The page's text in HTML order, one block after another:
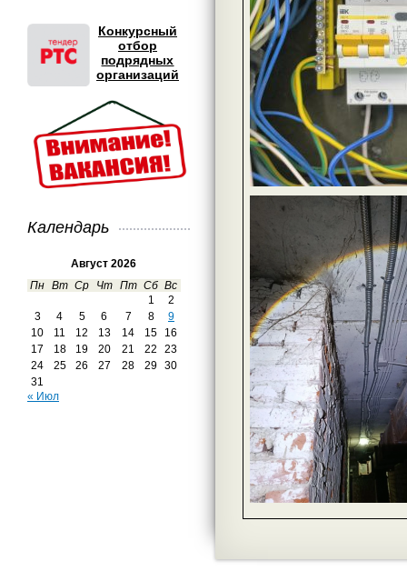
Конкурсный
отбор
подрядных
организаций
Календарь
Август 2026
Пн Вт Ср Чт Пт Сб Вс
1
2
3
4 5 6 7 8
9
10
11 12 13 14 15
16
17
18 19 20 21 22
23
24
25 26 27 28 29
30
31
« Июл